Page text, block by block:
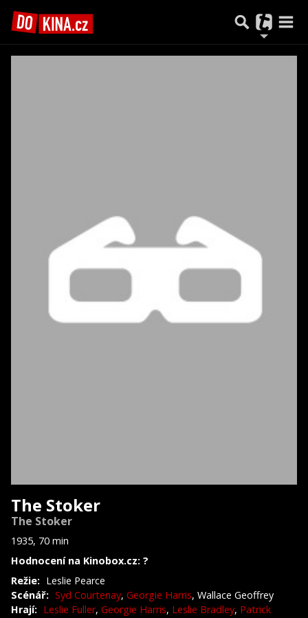
The Stoker
The Stoker
1935, 70 min
Hodnocení na Kinobox.cz: ?
Režie: Leslie Pearce
Scénář: Syd Courtenay, Georgie Harris, Wallace Geoffrey
Hrají: Leslie Fuller, Georgie Harris, Leslie Bradley, Patrick